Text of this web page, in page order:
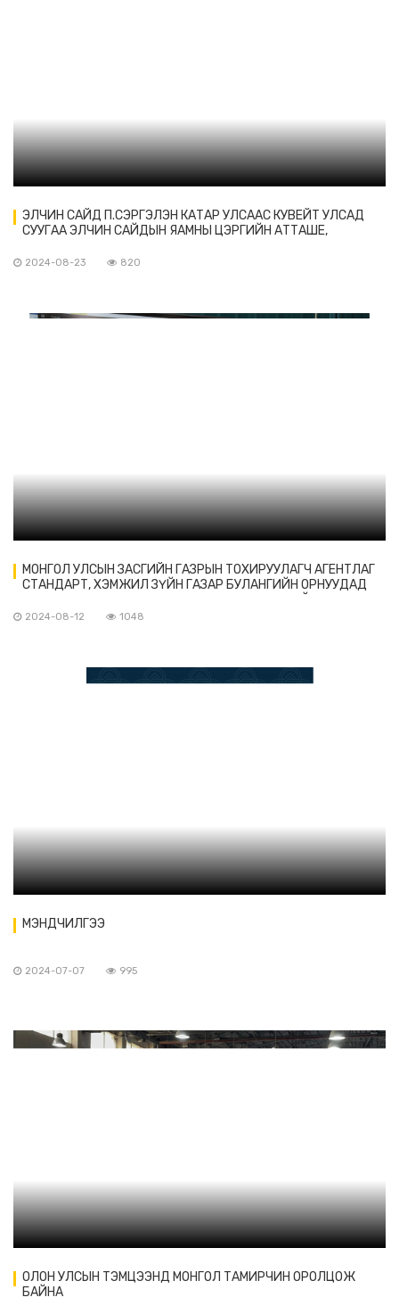
ЭЛЧИН САЙД П.СЭРГЭЛЭН КАТАР УЛСААС КУВЕЙТ УЛСАД
СУУГАА ЭЛЧИН САЙДЫН ЯАМНЫ ЦЭРГИЙН АТТАШЕ,
МААДИЙД-ТАЙ УУЛЗАВ
2024-08-23 820
МОНГОЛ УЛСЫН ЗАСГИЙН ГАЗРЫН ТОХИРУУЛАГЧ АГЕНТЛАГ
СТАНДАРТ, ХЭМЖИЛ ЗҮЙН ГАЗАР БУЛАНГИЙН ОРНУУДАД
НЭГЖҮҮДЭД ОЛГОЛОО
2024-08-12 1048
МЭНДЧИЛГЭЭ
2024-07-07 995
ОЛОН УЛСЫН ТЭМЦЭЭНД МОНГОЛ ТАМИРЧИН ОРОЛЦОЖ
БАЙНА